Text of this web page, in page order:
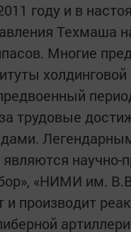
году и в
Техмаша
Многие
трудовые
научно-
«НИМИ им.
производит